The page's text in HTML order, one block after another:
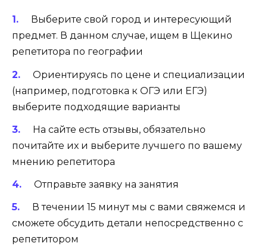
Выберите свой город и интересующий
предмет. В данном случае, ищем в Щекино
репетитора по географии
Ориентируясь по цене и специализации
(например, подготовка к ОГЭ или ЕГЭ)
выберите подходящие варианты
На сайте есть отзывы, обязательно
почитайте их и выберите лучшего по вашему
мнению репетитора
Отправьте заявку на занятия
В течении 15 минут мы с вами свяжемся и
сможете обсудить детали непосредственно с
репетитором